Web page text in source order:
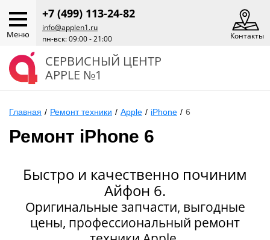
Меню
+7 (499) 113-24-82
info@applen1.ru
пн-вск: 09:00 - 21:00
Контакты
СЕРВИСНЫЙ ЦЕНТР
APPLE №1
Главная / Ремонт техники / Apple / iPhone / 6
Ремонт iPhone 6
Быстро и качественно починим
Айфон 6.
Оригинальные запчасти, выгодные
цены, профессиональный ремонт